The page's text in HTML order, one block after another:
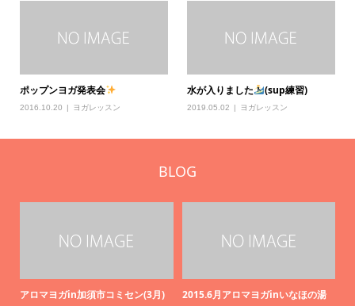
ポップンヨガ発表会
2016.10.20 ヨガレッスン
水が入りました (sup練習)
2019.05.02 ヨガレッスン
BLOG